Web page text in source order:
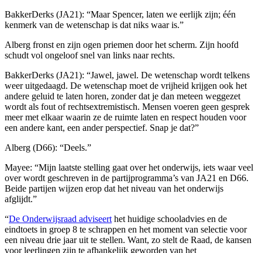
BakkerDerks (JA21): “Maar Spencer, laten we eerlijk zijn; één
kenmerk van de wetenschap is dat niks waar is.”
Alberg fronst en zijn ogen priemen door het scherm. Zijn hoofd
schudt vol ongeloof snel van links naar rechts.
BakkerDerks (JA21): “Jawel, jawel. De wetenschap wordt telkens
weer uitgedaagd. De wetenschap moet de vrijheid krijgen ook het
andere geluid te laten horen, zonder dat je dan meteen weggezet
wordt als fout of rechtsextremistisch. Mensen voeren geen gesprek
meer met elkaar waarin ze de ruimte laten en respect houden voor
een andere kant, een ander perspectief. Snap je dat?”
Alberg (D66): “Deels.”
Mayee: “Mijn laatste stelling gaat over het onderwijs, iets waar veel
over wordt geschreven in de partijprogramma’s van JA21 en D66.
Beide partijen wijzen erop dat het niveau van het onderwijs
afglijdt.”
“De Onderwijsraad adviseert het huidige schooladvies en de
eindtoets in groep 8 te schrappen en het moment van selectie voor
een niveau drie jaar uit te stellen. Want, zo stelt de Raad, de kansen
voor leerlingen zijn te afhankelijk geworden van het